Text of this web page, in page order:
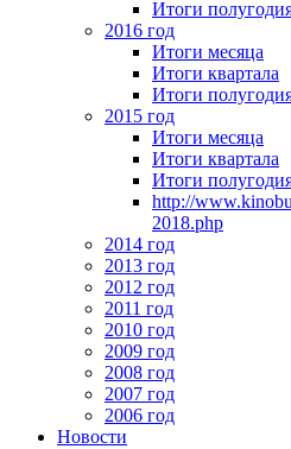
Итоги
2016 год
Итоги месяца
Итоги квартала
Итоги
2015 год
Итоги месяца
Итоги квартала
Итоги
http://
2018.php
2014 год
2013 год
2012 год
2011 год
2010 год
2009 год
2008 год
2007 год
2006 год
Новости